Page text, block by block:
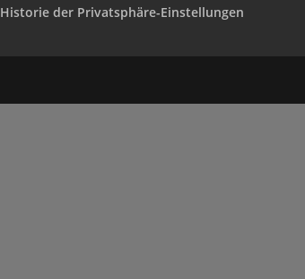
Historie der Privatsphäre-Einstellungen